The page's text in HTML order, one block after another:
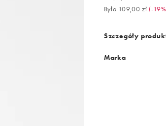
Było 109,00 zł (-19%
Szczegóły
Marka